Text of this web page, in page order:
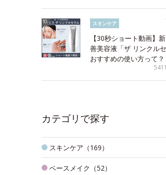
スキンケア
【30秒ショート動画】
善美容液「ザ リンクル
おすすめの使い方って？
カテゴリで探す
スキンケア（169）
ベースメイク（52）